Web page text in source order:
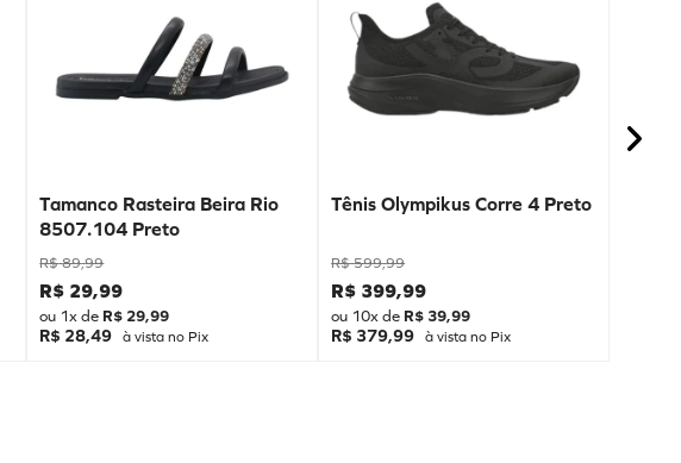
Tamanco Rasteira Beira Rio
8507.104 Preto
R$ 89,99
R$ 29,99
ou 1x de R$ 29,99
R$ 28,49 à vista no Pix
Tênis Olympikus Corre 4 Preto
R$ 599,99
R$ 399,99
ou 10x de R$ 39,99
R$ 379,99 à vista no Pix